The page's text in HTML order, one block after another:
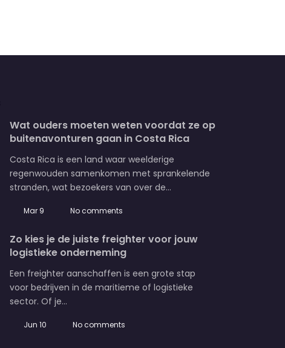
Wat ouders moeten weten voordat ze op
buitenavonturen gaan in Costa Rica
Costa Rica is een land waar weelderige
regenwouden samenkomen met sprankelende
stranden, wat bezoekers van over de…
Mar 9 No comments
Zo kies je de juiste freighter voor jouw
logistieke onderneming
Een freighter aanschaffen is een grote stap
voor bedrijven in de maritieme of logistieke
sector. Of je…
Jun 10 No comments